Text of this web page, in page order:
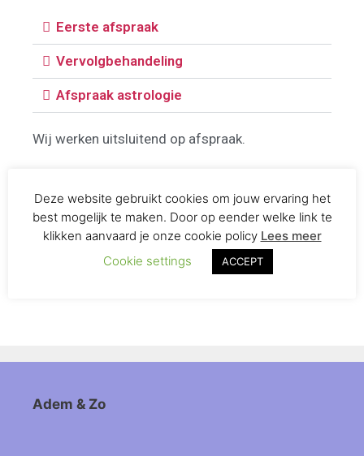
Eerste afspraak
Vervolgbehandeling
Afspraak astrologie
Wij werken uitsluitend op afspraak.
bankcontact.
Bij verhindering vragen wij u om minimaal 24 uur
van te voren afmelden, anders wordt het consult
Adem & Zo
Deze website gebruikt cookies om jouw ervaring het
best mogelijk te maken. Door op eender welke link te
klikken aanvaard je onze cookie policy Lees meer
Cookie settings
ACCEPT